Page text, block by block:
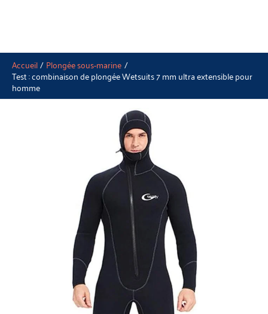
Accueil Plongée sous-marine
Test : combinaison de plongée Wetsuits 7 mm ultra extensible pour
homme